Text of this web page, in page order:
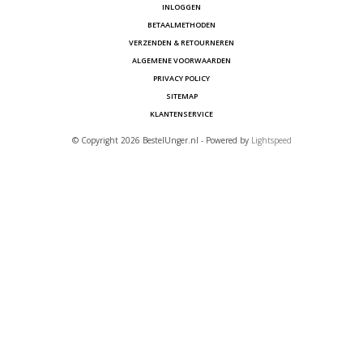
INLOGGEN
BETAALMETHODEN
VERZENDEN & RETOURNEREN
ALGEMENE VOORWAARDEN
PRIVACY POLICY
SITEMAP
KLANTENSERVICE
© Copyright 2026 BestelUnger.nl - Powered by Lightspeed